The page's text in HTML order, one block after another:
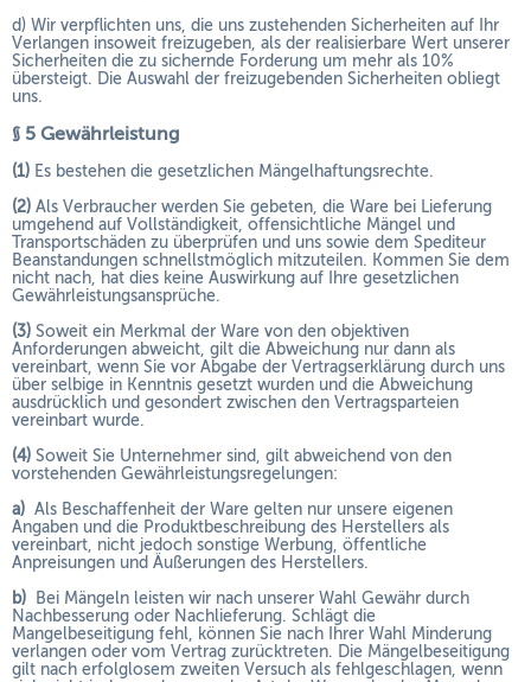
d) Wir verpflichten uns, die uns zustehenden Sicherheiten auf Ihr
Verlangen insoweit freizugeben, als der realisierbare Wert unserer
Sicherheiten die zu sichernde Forderung um mehr als 10%
übersteigt. Die Auswahl der freizugebenden Sicherheiten obliegt
uns.
§ 5 Gewährleistung
(1) Es bestehen die gesetzlichen Mängelhaftungsrechte.
(2) Als Verbraucher werden Sie gebeten, die Ware bei Lieferung
umgehend auf Vollständigkeit, offensichtliche Mängel und
Transportschäden zu überprüfen und uns sowie dem Spediteur
Beanstandungen schnellstmöglich mitzuteilen. Kommen Sie dem
nicht nach, hat dies keine Auswirkung auf Ihre gesetzlichen
Gewährleistungsansprüche.
(3) Soweit ein Merkmal der Ware von den objektiven
Anforderungen abweicht, gilt die Abweichung nur dann als
vereinbart, wenn Sie vor Abgabe der Vertragserklärung durch uns
über selbige in Kenntnis gesetzt wurden und die Abweichung
ausdrücklich und gesondert zwischen den Vertragsparteien
vereinbart wurde.
(4) Soweit Sie Unternehmer sind, gilt abweichend von den
vorstehenden Gewährleistungsregelungen:
a) Als Beschaffenheit der Ware gelten nur unsere eigenen
Angaben und die Produktbeschreibung des Herstellers als
vereinbart, nicht jedoch sonstige Werbung, öffentliche
Anpreisungen und Äußerungen des Herstellers.
b)
Bei Mängeln leisten wir nach unserer Wahl Gewähr durch
Nachbesserung oder Nachlieferung. Schlägt die
Mangelbeseitigung fehl, können Sie nach Ihrer Wahl Minderung
verlangen oder vom Vertrag zurücktreten. Die Mängelbeseitigung
gilt nach erfolglosem zweiten Versuch als fehlgeschlagen, wenn